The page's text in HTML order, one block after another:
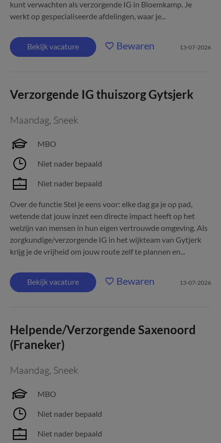
kunt verwachten als verzorgende IG in Bloemkamp. Je
werkt op gespecialiseerde afdelingen, waar je...
Bekijk vacature Bewaren 13-07-2026
Verzorgende IG thuiszorg Gytsjerk
Maandag, Sneek
MBO
Niet nader bepaald
Niet nader bepaald
Over de functie Stel je eens voor: elke dag ga je op pad,
wetende dat jouw inzet een directe impact heeft op het
welzijn van mensen in hun eigen vertrouwde omgeving. Als
zorgkundige/verzorgende IG in het wijkteam van Gytjerk
krijg je de vrijheid om jouw route zelf te plannen en...
Bekijk vacature Bewaren 13-07-2026
Helpende/Verzorgende Saxenoord
(Franeker)
Maandag, Sneek
MBO
Niet nader bepaald
Niet nader bepaald